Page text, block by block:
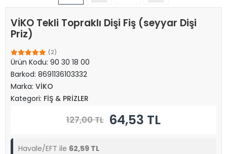
VİKO Tekli Topraklı Dişi Fiş (seyyar Dişi
Priz)
(2)
Ürün Kodu: 90 30 18 00
Barkod: 8691136103332
Marka: VİKO
Kategori: FİŞ & PRİZLER
127,00 TL 64,53 TL
Havale/EFT ile 62,59 TL